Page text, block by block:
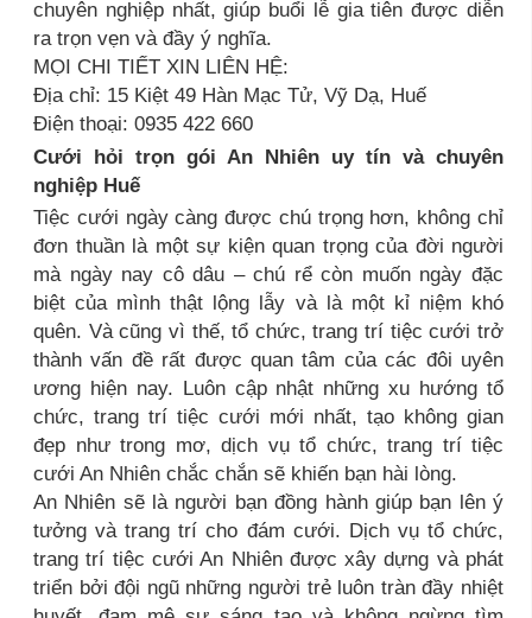
chuyên nghiệp nhất, giúp buổi lễ gia tiên được diễn
ra trọn vẹn và đầy ý nghĩa.
MỌI CHI TIẾT XIN LIÊN HỆ:
Địa chỉ: 15 Kiệt 49 Hàn Mạc Tử, Vỹ Dạ, Huế
Điện thoại: 0935 422 660
Cưới hỏi trọn gói An Nhiên uy tín và chuyên
nghiệp Huế
Tiệc cưới ngày càng được chú trọng hơn, không chỉ
đơn thuần là một sự kiện quan trọng của đời người
mà ngày nay cô dâu – chú rể còn muốn ngày đặc
biệt của mình thật lộng lẫy và là một kỉ niệm khó
quên. Và cũng vì thế, tổ chức, trang trí tiệc cưới trở
thành vấn đề rất được quan tâm của các đôi uyên
ương hiện nay. Luôn cập nhật những xu hướng tổ
chức, trang trí tiệc cưới mới nhất, tạo không gian
đẹp như trong mơ, dịch vụ tổ chức, trang trí tiệc
cưới An Nhiên chắc chắn sẽ khiến bạn hài lòng.
An Nhiên sẽ là người bạn đồng hành giúp bạn lên ý
tưởng và trang trí cho đám cưới. Dịch vụ tổ chức,
trang trí tiệc cưới An Nhiên được xây dựng và phát
triển bởi đội ngũ những người trẻ luôn tràn đầy nhiệt